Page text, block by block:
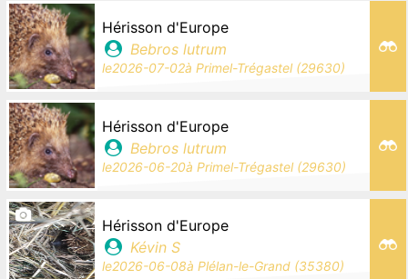
Hérisson d'Europe
Bebros lutrum
le2026-07-02à Primel-Trégastel (29630)
Hérisson d'Europe
Bebros lutrum
le2026-06-20à Primel-Trégastel (29630)
Hérisson d'Europe
Kévin S
le2026-06-08à Plélan-le-Grand (35380)